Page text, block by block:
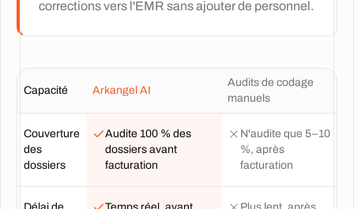
corrections vers l'EMR sans ajouter de personnel.
Capacité Arkangel AI
Audits de codage
manuels
Couverture
des
dossiers
Audite 100 % des
dossiers avant
facturation
N'audite que 5–10
%, après
facturation